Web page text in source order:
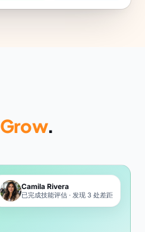
Grow.
Camila Rivera
已完成技能评估 · 发现 3 处差距